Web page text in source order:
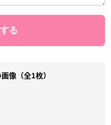
像（全1枚）